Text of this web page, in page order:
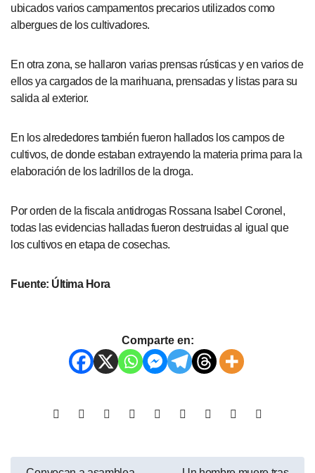
ubicados varios campamentos precarios utilizados como
albergues de los cultivadores.
En otra zona, se hallaron varias prensas rústicas y en varios de
ellos ya cargados de la marihuana, prensadas y listas para su
salida al exterior.
En los alrededores también fueron hallados los campos de
cultivos, de donde estaban extrayendo la materia prima para la
elaboración de los ladrillos de la droga.
Por orden de la fiscala antidrogas Rossana Isabel Coronel,
todas las evidencias halladas fueron destruidas al igual que
los cultivos en etapa de cosechas.
Fuente: Última Hora
Comparte en: